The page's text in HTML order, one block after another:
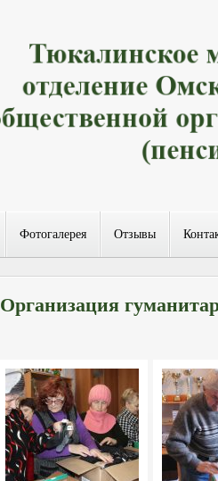
Фотогалерея Отзывы
Организация